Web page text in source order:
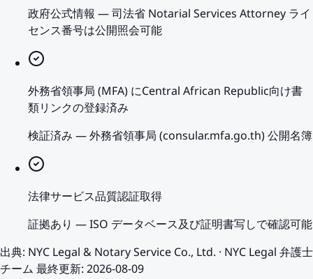
政府公式情報 —司法省 Notarial Services Attorney ライ
センス番号は公開照会可能
外務省領事局 (MFA) にCentral African Republic向け書
類リンクの登録済み
検証済み —外務省領事局 (consular.mfa.go.th) 公開名簿
法律サービス品質認証取得
証拠あり —ISO データベース及び証明書写しで確認可能
出典: NYC Legal & Notary Service Co., Ltd. · NYC Legal 弁護士
チーム 最終更新: 2026-08-09